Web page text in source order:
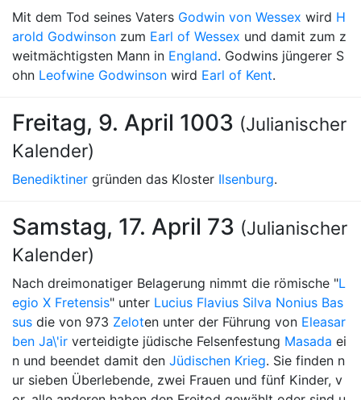
Mit dem Tod seines Vaters Godwin von Wessex wird H
arold Godwinson zum Earl of Wessex und damit zum z
weitmächtigsten Mann in England. Godwins jüngerer S
ohn Leofwine Godwinson wird Earl of Kent.
Freitag, 9. April 1003 (Julianischer
Kalender)
Benediktiner gründen das Kloster Ilsenburg.
Samstag, 17. April 73 (Julianischer
Kalender)
Nach dreimonatiger Belagerung nimmt die römische "L
egio X Fretensis" unter Lucius Flavius Silva Nonius Bas
sus die von 973 Zeloten unter der Führung von Eleasar
ben Ja\'ir verteidigte jüdische Felsenfestung Masada ei
n und beendet damit den Jüdischen Krieg. Sie finden n
ur sieben Überlebende, zwei Frauen und fünf Kinder, v